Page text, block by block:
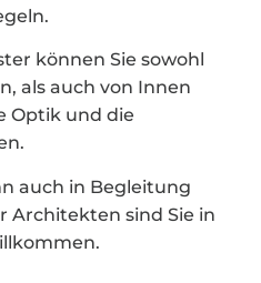
können Sie sowohl
als auch von Innen
Optik und die
auch in Begleitung
Architekten sind Sie in